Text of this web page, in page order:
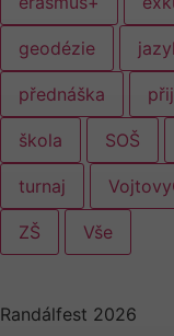
geodézie
přednáška
škola SOŠ
turnaj
ZŠ Vše
Randálfest 2026